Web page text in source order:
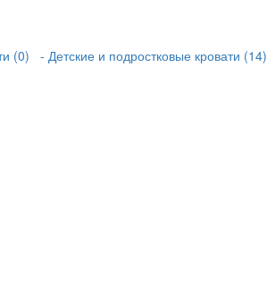
(0) - Детские и подростковые кровати (14)